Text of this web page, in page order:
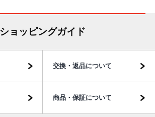
ショッピングガイド
交換・返品について
商品・保証について